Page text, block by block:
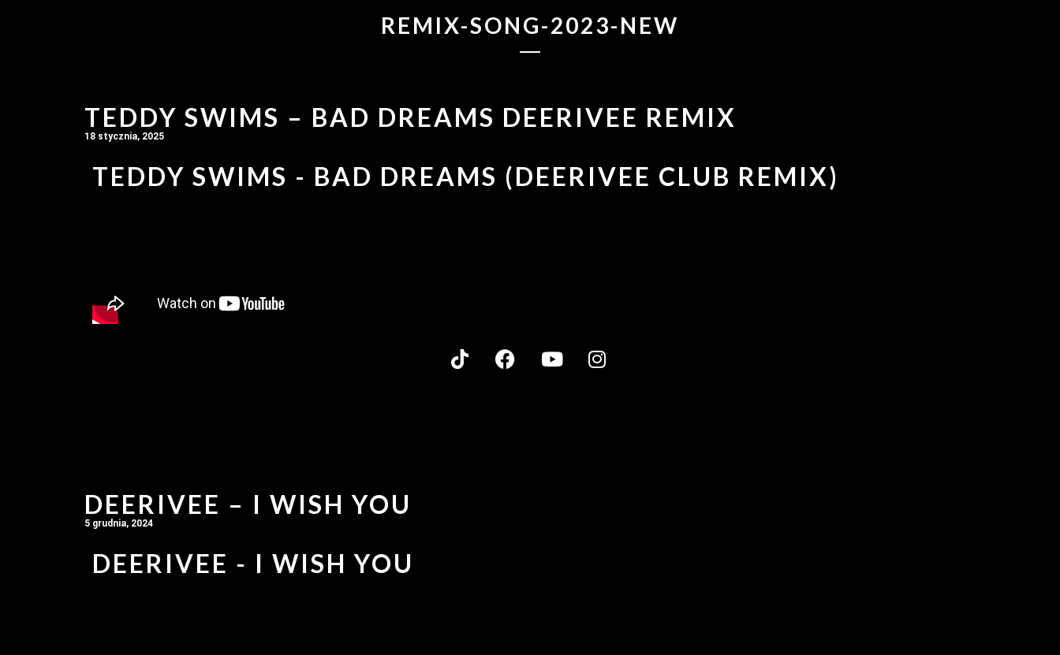
REMIX-SONG-2023-NEW
TEDDY SWIMS – BAD DREAMS DEERIVEE REMIX
18 stycznia, 2025
TEDDY SWIMS - BAD DREAMS (DEERIVEE CLUB REMIX)
DEERIVEE – I WISH YOU
5 grudnia, 2024
DEERIVEE - I WISH YOU